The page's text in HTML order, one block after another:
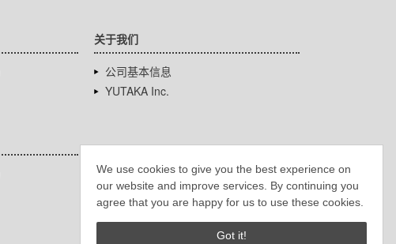
We use cookies to give you the best experience on
our website and improve services. By continuing you
agree that you are happy for us to use these cookies.
Got it!
关于我们
公司基本信息
YUTAKA Inc.